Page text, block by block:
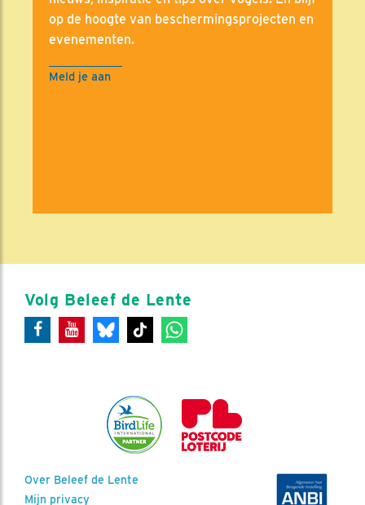
op de hoogte van beschermingsprojecten en
evenementen.
Meld je aan
Volg Beleef de Lente
Over Beleef de Lente
Mijn privacy